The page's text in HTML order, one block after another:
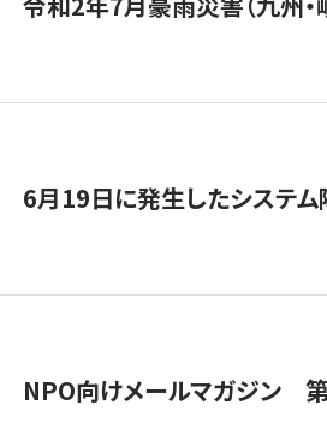
6月19日に発生したシステム
NPO向けメールマガジン